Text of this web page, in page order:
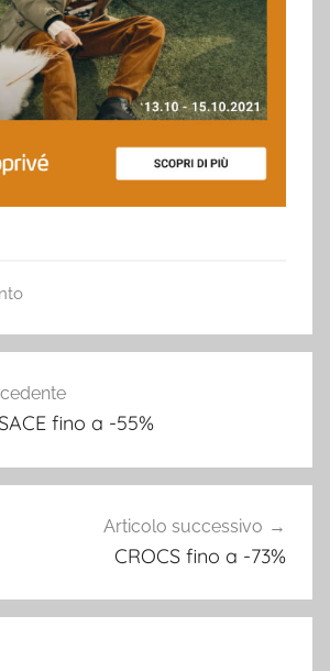
fino a -55%
Articolo successivo
CROCS fino a -73%